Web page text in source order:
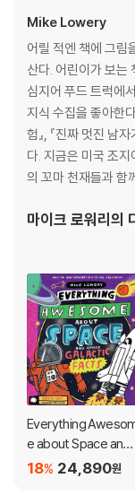
Mike Lowery
어릴 적엔 책에 그림
산다. 어린이가 보는
심지어 푸드 트럭에
지식 수집을 좋아한
험』, 『진짜 멋진 남
다. 지금은 미국 조
의 꼬마 천재들과 함
마이크 로워리 의
Everything
e about Space and
Other Galactic Fact
24,890원
18%